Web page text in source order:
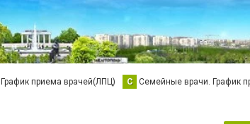
График приема врачей(ЛПЦ) С Семейные врачи. График